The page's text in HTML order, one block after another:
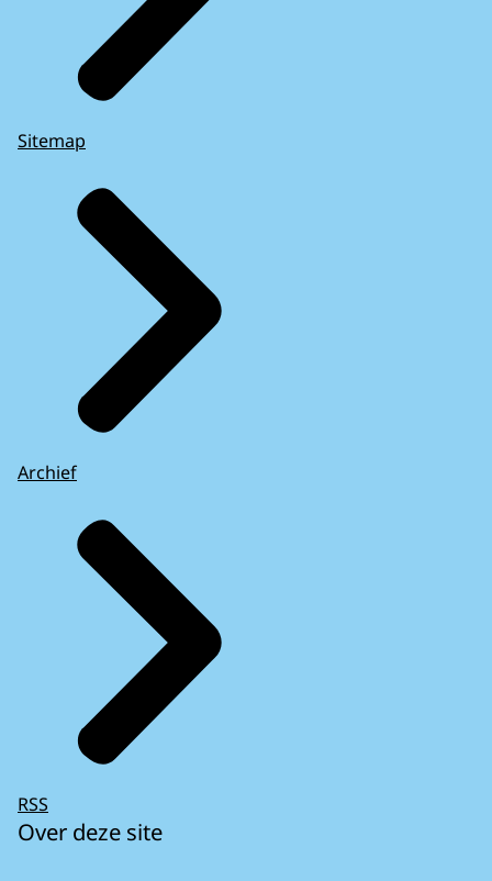
Sitemap
Archief
RSS
Over deze site